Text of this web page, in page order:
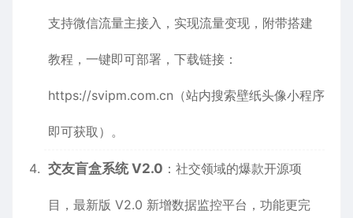
支持微信流量主接入，实现流量变现，附带搭建
教程，一键即可部署，下载链接：
https://svipm.com.cn （站内搜索壁纸头像小程序
即可获取）。
交友盲盒系统 V2.0 ：社交领域的爆款开源项
目，最新版 V2.0 新增数据监控平台，功能更完